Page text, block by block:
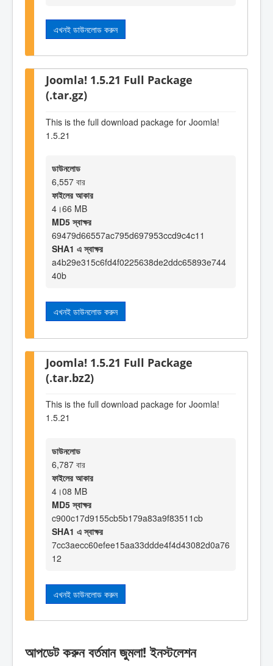
এখনই ডাউনলোড করুন
Joomla! 1.5.21 Full Package
(.tar.gz)
This is the full download package for Joomla!
1.5.21
ডাউনলোড
6,557 বার
ফাইলের আকার
4।66 MB
MD5 স্বাক্ষর
69479d66557ac795d697953ccd9c4c11
SHA1 এ স্বাক্ষর
a4b29e315c6fd4f0225638de2ddc65893e744
40b
এখনই ডাউনলোড করুন
Joomla! 1.5.21 Full Package
(.tar.bz2)
This is the full download package for Joomla!
1.5.21
ডাউনলোড
6,787 বার
ফাইলের আকার
4।08 MB
MD5 স্বাক্ষর
c900c17d9155cb5b179a83a9f83511cb
SHA1 এ স্বাক্ষর
7cc3aecc60efee15aa33ddde4f4d43082d0a76
12
এখনই ডাউনলোড করুন
আপডেট করুন বর্তমান জুমলা! ইনস্টলেশন